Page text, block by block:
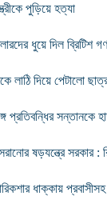
পুড়িয়ে হত্যা
ধুয়ে দিল ব্রিটিশ
লাঠি দিয়ে পেটালো
প্রতিবন্ধির সন্তানকে
ষড়যন্ত্রে সরকার :
ধাক্কায়